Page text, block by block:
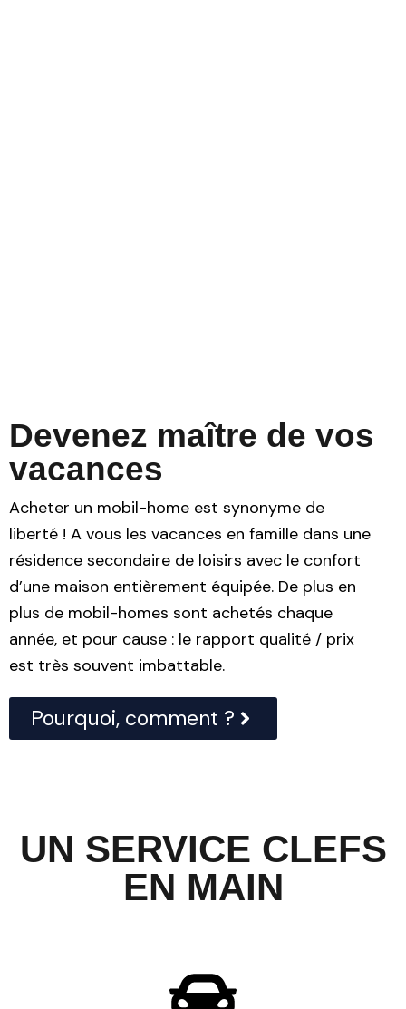
Devenez maître de vos
vacances
Acheter un mobil-home est synonyme de
liberté ! A vous les vacances en famille dans une
résidence secondaire de loisirs avec le confort
d’une maison entièrement équipée. De plus en
plus de mobil-homes sont achetés chaque
année, et pour cause : le rapport qualité / prix
est très souvent imbattable.
Pourquoi, comment ?
UN SERVICE CLEFS
EN MAIN